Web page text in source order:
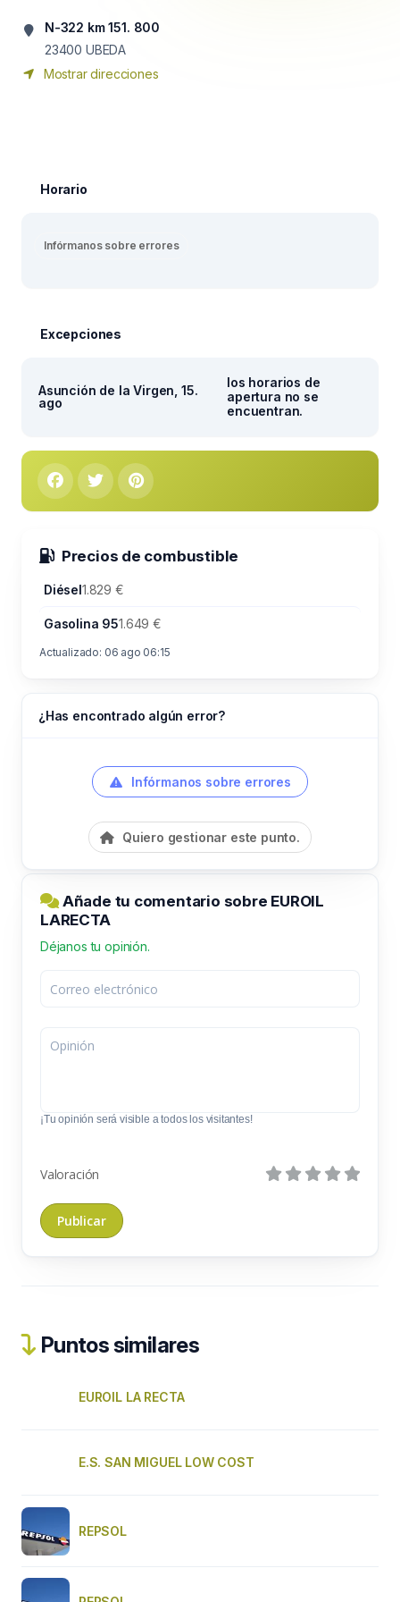
N-322 km 151. 800
23400 UBEDA
Mostrar direcciones
Horario
Infórmanos sobre errores
Excepciones
Asunción de la Virgen, 15.
ago
los horarios de
apertura no se
encuentran.
Precios de combustible
Diésel1.829 €
Gasolina 951.649 €
Actualizado: 06 ago 06:15
¿Has encontrado algún error?
Infórmanos sobre errores
Quiero gestionar este punto.
Añade tu comentario sobre EUROIL
LARECTA
Déjanos tu opinión.
¡Tu opinión será visible a todos los visitantes!
Valoración
Puntos similares
EUROIL LA RECTA
E.S. SAN MIGUEL LOW COST
REPSOL